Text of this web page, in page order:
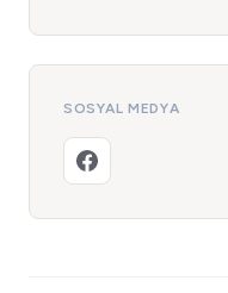
SOSYAL MEDYA